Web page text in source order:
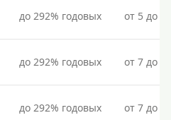
до 292% годовых от 5 до
до 292% годовых от 7 до
до 292% годовых от 7 до